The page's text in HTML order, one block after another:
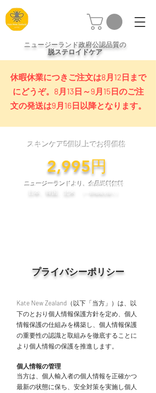
スキンケア5個以上でお得価格
​2,995円
ニュージーランドより、全品送料無料
日本、韓国、北米
（一部地域を除く）
ニュージーランド政府公認品質の
脱ステロイドケア
休暇休業につきご注文は8月12日まで
にどうぞ。8月13日～9月15日のご注
文の発送は9月16日以降となります。
​プライバシーポリシー
Kate New Zealand（以下「当方」）は、以
下のとおり個人情報保護方針を定め、個人
情報保護の仕組みを構築し、個人情報保護
の重要性の認識と取組みを徹底することに
より個人情報の保護を推進します。
個人情報の管理
当方は、個人輸入者の個人情報を正確かつ
最新の状態に保ち、安全対策を実施し個人